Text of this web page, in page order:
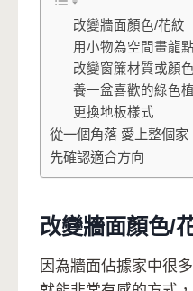
改變牆面顏色/花紋
用小物為空間畫龍
改變窗簾材質或顏色
養一盆喜歡的綠色
更換地板樣式
從一個角落 愛上整個家
先確認適合方向
改變牆面顏色/
因為牆面佔據家中很